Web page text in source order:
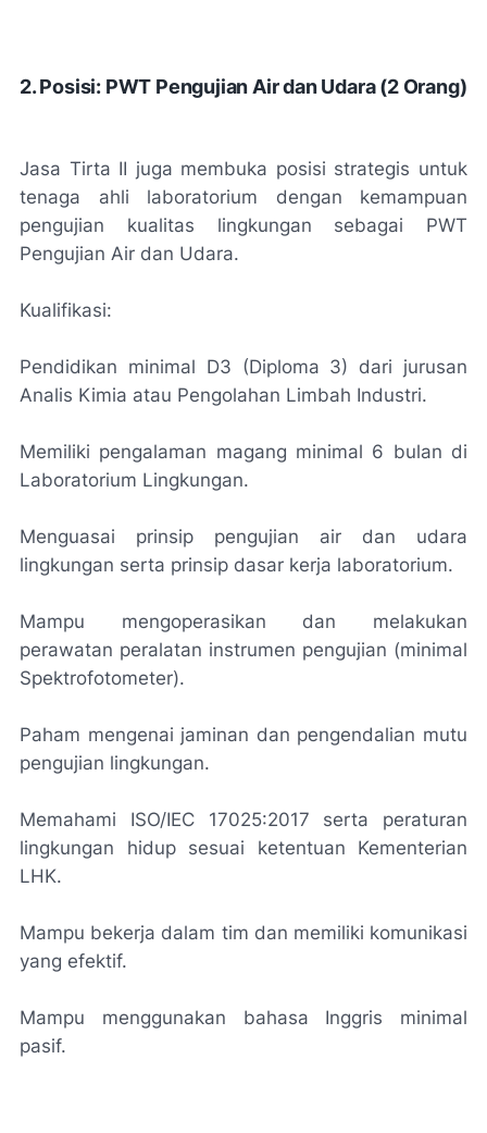
2. Posisi: PWT Pengujian Air dan Udara (2 Orang)
Jasa Tirta II juga membuka posisi strategis untuk
tenaga ahli laboratorium dengan kemampuan
pengujian kualitas lingkungan sebagai PWT
Pengujian Air dan Udara.
Kualifikasi:
Pendidikan minimal D3 (Diploma 3) dari jurusan
Analis Kimia atau Pengolahan Limbah Industri.
Memiliki pengalaman magang minimal 6 bulan di
Laboratorium Lingkungan.
Menguasai prinsip pengujian air dan udara
lingkungan serta prinsip dasar kerja laboratorium.
Mampu mengoperasikan dan melakukan
perawatan peralatan instrumen pengujian (minimal
Spektrofotometer).
Paham mengenai jaminan dan pengendalian mutu
pengujian lingkungan.
Memahami ISO/IEC 17025:2017 serta peraturan
lingkungan hidup sesuai ketentuan Kementerian
LHK.
Mampu bekerja dalam tim dan memiliki komunikasi
yang efektif.
Mampu menggunakan bahasa Inggris minimal
pasif.